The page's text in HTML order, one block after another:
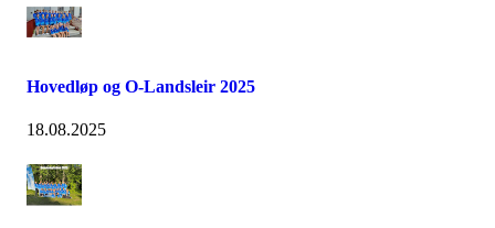
Hovedløp og O-Landsleir 2025
18.08.2025